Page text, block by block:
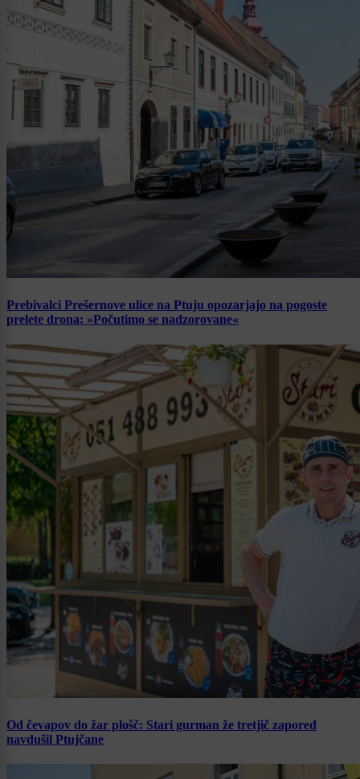
Prebivalci Prešernove ulice na Ptuju opozarjajo na pogoste
prelete drona: »Počutimo se nadzorovane«
Od čevapov do žar plošč: Stari gurman že tretjič zapored
navdušil Ptujčane